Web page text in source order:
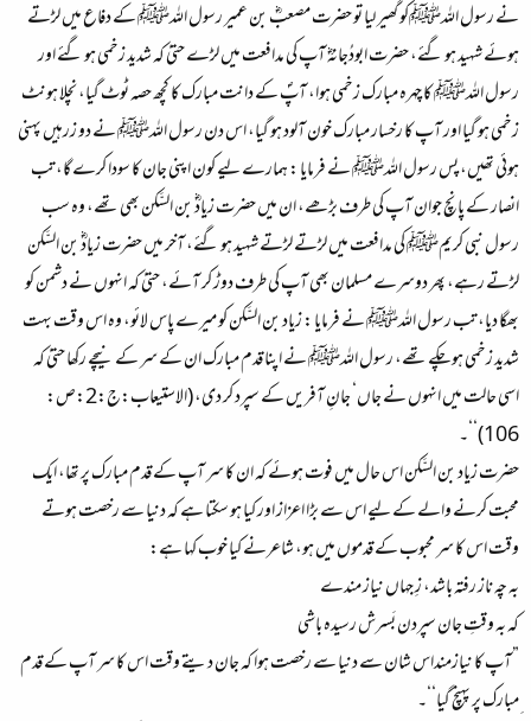
نے رسول اللہﷺکو گھیر لیا تو حضرت مصعبؓ بن عمیر رسول اللہﷺ کے دفاع میں لڑتے
ہوئے شہید ہو گئے، حضرت ابودُجانہؓ آپ کی مدافعت میں لڑے حتیٰ کہ شدید زخمی ہو گئے اور
رسول اللہﷺ کا چہرہ مبارک زخمی ہوا، آپؐ کے دانت مبارک کا کچھ حصہ ٹوٹ گیا، نچلا ہونٹ
زخمی ہو گیا اور آپ کا رخسار مبارک خون آلود ہو گیا، اس دن رسول اللہﷺ نے دو زرہیں پہنی
ہوئی تھیں، پس رسول اللہﷺ نے فرمایا : ہمارے لیے کون اپنی جان کا سودا کرے گا، تب
انصار کے پانچ جوان آپ کی طرف بڑھے، ان میں حضرت زیادؓ بن السَّکن بھی تھے، وہ سب
رسول نبی کریمﷺ کی مدافعت میں لڑتے لڑتے شہید ہو گئے، آخر میں حضرت زیادؓ بن السَّکن
لڑتے رہے، پھر دوسرے مسلمان بھی آپ کی طرف دوڑ کر آئے، حتیٰ کہ انہوں نے دشمن کو
بھگا دیا، تب رسول اللہﷺ نے فرمایا : زیاد بن السَّکن کو میرے پاس لائو، وہ اس وقت بہت
شدید زخمی ہو چکے تھے، رسول اللہﷺ نے اپنا قدم مبارک ان کے سر کے نیچے رکھا حتیٰ کہ
اسی حالت میں انہوں نے جاں‘ جانِ آفریں کے سپرد کر دی، (الاستیعاب:ج:2:ص:
106)‘‘۔
حضرت زیاد بن السَّکن اس حال میں فوت ہوئے کہ ان کا سر آپ کے قدم مبارک پر تھا، ایک
محبت کرنے والے کے لیے اس سے بڑا اعزاز اور کیا ہو سکتا ہے کہ دنیا سے رخصت ہوتے
وقت اس کا سر محبوب کے قدموں میں ہو، شاعرنے کیا خوب کہا ہے:
بہ چہ ناز رفتہ باشد، زِ جہاں نیاز مندے
کہ بہ وقتِ جان سپردن بَسرش رسیدہ باشی
”آپ کا نیازمنداس شان سے دنیا سے رخصت ہوا کہ جان دیتے وقت اس کا سر آپ کے قدم
ِمبارک پر پہنچ گیا‘‘۔